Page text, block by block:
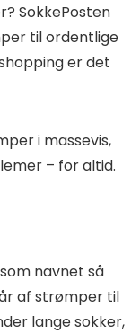
SokkePosten
til ordentlige
er det
i massevis,
– for altid.
navnet så
af strømper til
lange sokker,